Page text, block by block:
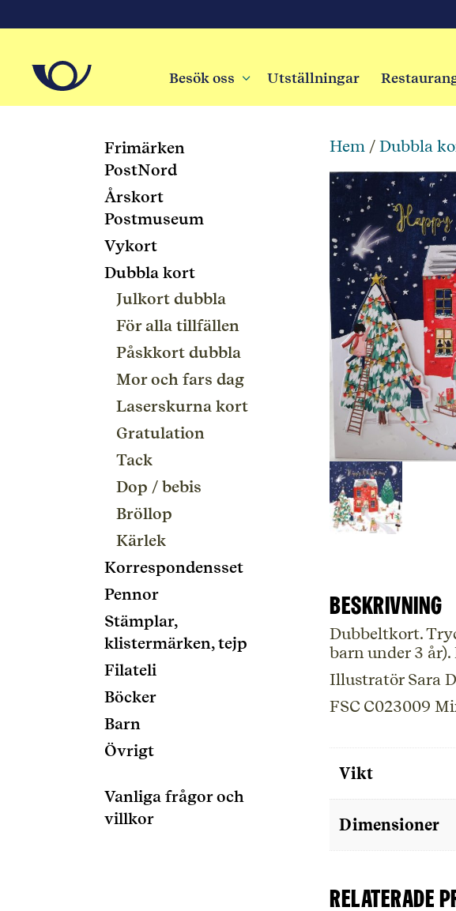
Besök oss 3 Utställningar
Hem / Dubbla
Beskrivning
Dubbeltkort.
barn under 3
Illustratör Sara
FSC C023009
Vikt
Dimensioner
Relaterade
Frimärken
PostNord
Årskort
Postmuseum
Vykort
Dubbla kort
Julkort dubbla
För alla tillfällen
Påskkort dubbla
Mor och fars dag
Laserskurna kort
Gratulation
Tack
Dop / bebis
Bröllop
Kärlek
Korrespondensset
Pennor
Stämplar,
klistermärken, tejp
Filateli
Böcker
Barn
Övrigt
Vanliga frågor och
villkor